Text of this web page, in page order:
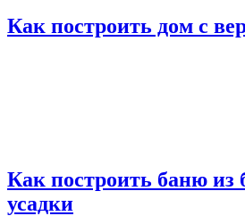
Как построить дом с
Как построить баню из
усадки